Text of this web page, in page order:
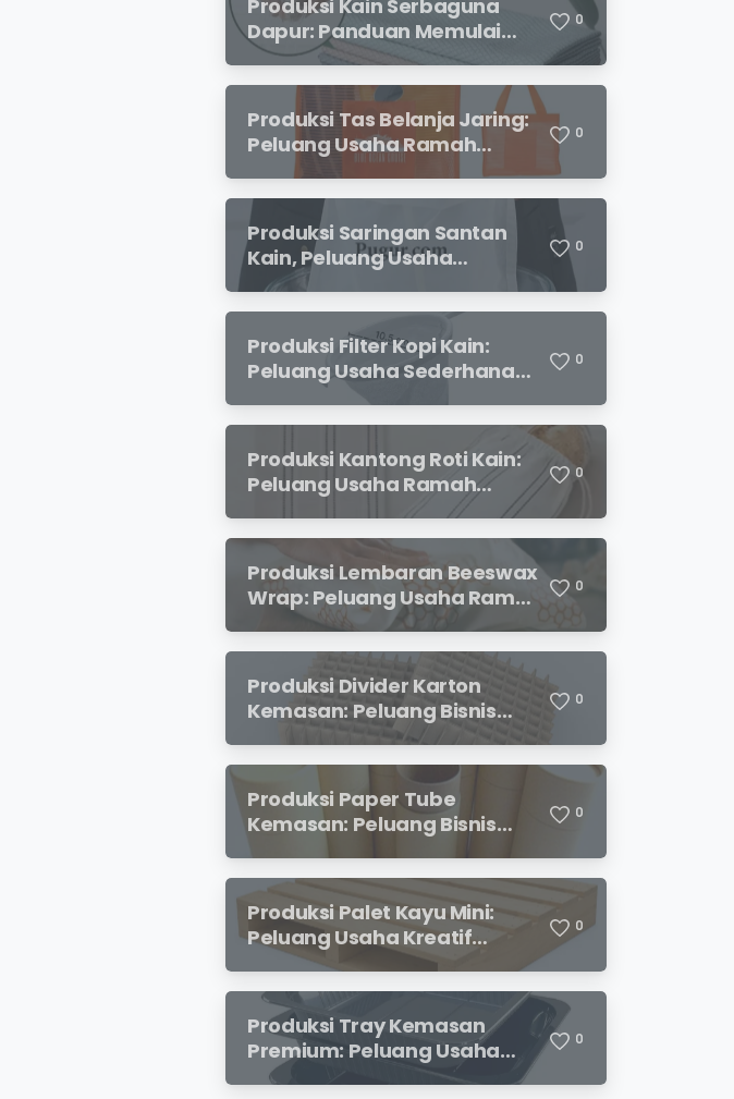
Produksi Kain Serbaguna
Dapur: Panduan Memulai
Usaha yang Menjanjikan
untuk Pebisnis Pemula
0
Produksi Tas Belanja Jaring:
Peluang Usaha Ramah
Lingkungan yang
Menjanjikan
0
Produksi Saringan Santan
Kain, Peluang Usaha
Sederhana dengan
Permintaan yang Terus
Meningkat
0
Produksi Filter Kopi Kain:
Peluang Usaha Sederhana
yang Semakin Diminati
Pecinta Kopi
0
Produksi Kantong Roti Kain:
Peluang Usaha Ramah
Lingkungan dengan Prospek
Menjanjikan
0
Produksi Lembaran Beeswax
Wrap: Peluang Usaha Ramah
Lingkungan yang
Menjanjikan
0
Produksi Divider Karton
Kemasan: Peluang Bisnis
Menjanjikan dengan
Permintaan yang Terus
Meningkat
0
Produksi Paper Tube
Kemasan: Peluang Bisnis
Prospek Cerah
0
Produksi Palet Kayu Mini:
Peluang Usaha Kreatif
dengan Modal Terjangkau
dan Potensi Keuntungan
Menjanjikan
0
Produksi Tray Kemasan
Premium: Peluang Usaha
Menjanjikan di Industri
0